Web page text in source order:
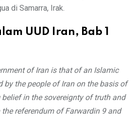
di Samarra, Irak.
UUD Iran, Bab 1
of Iran is that of an Islamic
by the people of Iran on the basis of
in the sovereignty of truth and
the referendum of Farwardin 9 and